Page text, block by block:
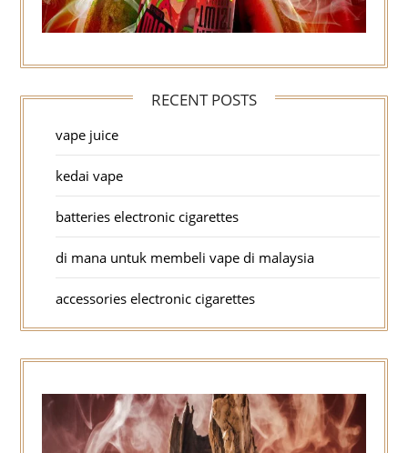
RECENT POSTS
vape juice
kedai vape
batteries electronic cigarettes
di mana untuk membeli vape di malaysia
accessories electronic cigarettes